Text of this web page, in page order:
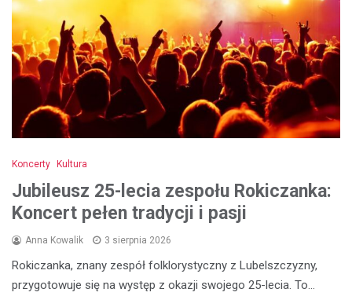
Koncerty Kultura
Jubileusz 25-lecia zespołu Rokiczanka:
Koncert pełen tradycji i pasji
Anna Kowalik 3 sierpnia 2026
Rokiczanka, znany zespół folklorystyczny z Lubelszczyzny,
przygotowuje się na występ z okazji swojego 25-lecia. To…